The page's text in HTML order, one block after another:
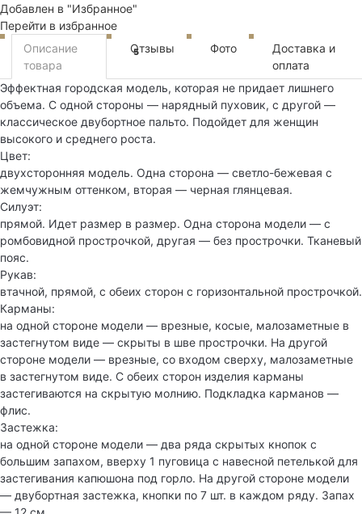
Добавлен в "Избранное"
Перейти в избранное
Описание
товара
Отзывы
5 Фото
Доставка и
оплата
Эффектная городская модель, которая не придает лишнего
объема. С одной стороны — нарядный пуховик, с другой —
классическое двубортное пальто. Подойдет для женщин
высокого и среднего роста.
Цвет:
двухсторонняя модель. Одна сторона — светло-бежевая с
жемчужным оттенком, вторая — черная глянцевая.
Силуэт:
прямой. Идет размер в размер. Одна сторона модели — с
ромбовидной прострочкой, другая — без прострочки. Тканевый
пояс.
Рукав:
втачной, прямой, с обеих сторон с горизонтальной прострочкой.
Карманы:
на одной стороне модели — врезные, косые, малозаметные в
застегнутом виде — скрыты в шве прострочки. На другой
стороне модели — врезные, со входом сверху, малозаметные
в застегнутом виде. С обеих сторон изделия карманы
застегиваются на скрытую молнию. Подкладка карманов —
флис.
Застежка:
на одной стороне модели — два ряда скрытых кнопок с
большим запахом, вверху 1 пуговица с навесной петелькой для
застегивания капюшона под горло. На другой стороне модели
— двубортная застежка, кнопки по 7 шт. в каждом ряду. Запах